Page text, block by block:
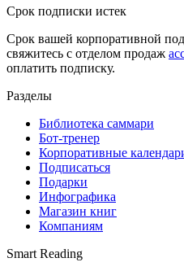
Срок подписки истек
Срок вашей корпоративной
свяжитесь с отделом продаж
оплатить подписку.
Разделы
Библиотека саммари
Бот-тренер
Корпоративные
Подписаться
Подарки
Инфографика
Магазин книг
Компаниям
Smart Reading